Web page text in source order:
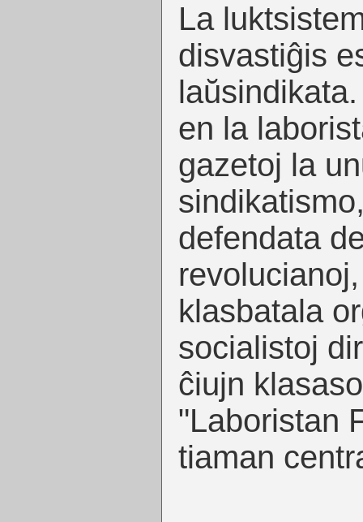
La
disvastiĝis
en la
gazetoj la
defendata
klasbatala
socialistoj
ĉiujn
"Laboristan
tiaman